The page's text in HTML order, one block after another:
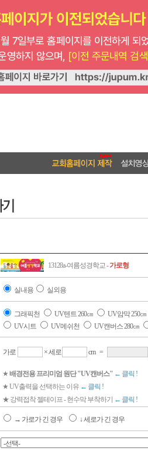
13128a-여름성경학교 -가로형
실내용 실외용
그래픽천 UV텐트 260㎝ UV암막 250㎝
UV시트
UV메쉬천 UV캔버스 280㎝
가로 × 세로 cm =
★배경전용 프리미엄 원단 "UV캔버스" ← 클릭 !
★ UV출력을 선택하는 이유 ← 클릭 !
★ 강력접착 젤테이프 - 현수막 부착하기 ← 클릭 !
→ 가로가 긴 경우 ↓ 세로가 긴 경우